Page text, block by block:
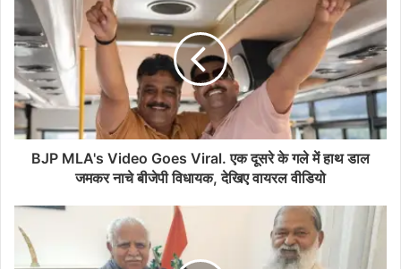
BJP MLA's Video Goes Viral. एक दूसरे के गले में हाथ डाल
जमकर नाचे बीजेपी विधायक, देखिए वायरल वीडियो